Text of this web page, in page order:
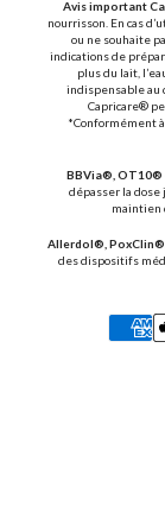
Avis important
nourrisson. En cas
ou ne souhaite
indications de
plus du lait,
indispensable au
Capricare®
*Conformément
BBVia®,
dépasser la dose
maintien
Allerdol®,
des dispositifs